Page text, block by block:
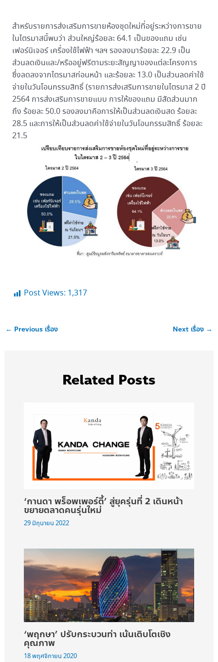
สำหรับรายการส่งเสริมการขายห้องชุดใหม่ที่อยู่ระหว่างการขาย
ในไตรมาสนี้พบว่า ส่วนใหญ่ร้อยละ 64.1 เป็นของแถม เช่น
เฟอร์นิเจอร์ เครื่องใช้ไฟฟ้า ฯลฯ รองลงมาร้อยละ 22.9 เป็น
ส่วนลดเงินและ/หรืออยู่ฟรีตามระยะสัญญาของแต่ละโครงการ
ซึ่งลดลงจากไตรมาสก่อนหน้า และร้อยละ 13.0 เป็นส่วนลดค่าใช้
จ่ายในวันโอนกรรมสิทธิ์ (รายการส่งเสริมการขายในไตรมาส 2 ปี
2564 การส่งเสริมการขายแบบ การให้ของแถม มีสัดส่วนมาก
ถึง ร้อยละ 50.0 รองลงมาคือการให้เป็นส่วนลดเงินสด ร้อยละ
28.5 และการให้เป็นส่วนลดค่าใช้จ่ายในวันโอนกรรมสิทธิ์ ร้อยละ
21.5
Post Views: 1,317
← Previous เรื่อง Next เรื่อง →
Related Posts
‘กานดา พร็อพเพอร์ตี้’ สู่ยุครุ่นที่ 2 เดินหน้า
ขยายตลาดคนรุ่นใหม่
29 มิถุนายน 2022
‘พฤกษา’ ปรับกระบวนท่า เน้นเติบโตเชิง
คุณภาพ
18 พฤศจิกายน 2020